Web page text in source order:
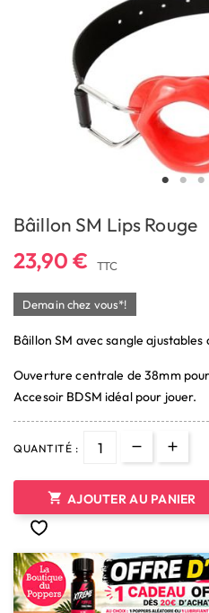
Bâillon SM Lips Rouge
23,90 € TTC
Demain chez vous*!
Bâillon SM avec sangle ajustables
Ouverture centrale de 38mm
Accesoir BDSM idéal pour jouer.
QUANTITÉ :
 AJOUTER AU PANIER